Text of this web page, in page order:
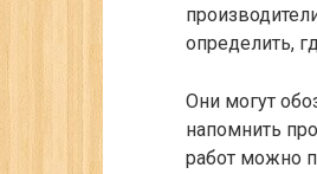
определить,
Они могут
напомнить
работ можно